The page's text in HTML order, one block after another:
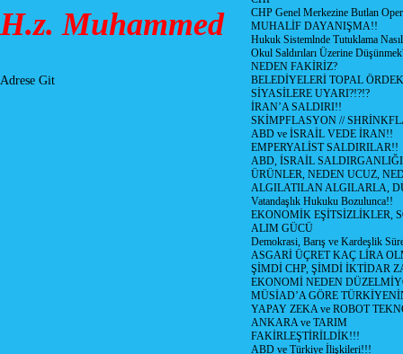
H.z. Muhammed
Adrese Git
CHP Genel Merkezine Butlan
MUHALİF DAYANIŞMA!!
Hukuk Sistemlnde Tutuklama
Okul Saldırıları Üzerine
NEDEN FAKİRİZ?
BELEDİYELERİ TOPAL
SİYASİLERE UYARI?!?!?
İRAN’A SALDIRI!!
SKİMPFLASYON //
ABD ve İSRAİL VEDE İRAN!!
EMPERYALİST SALDIRILAR!!
ABD, İSRAİL SALDIRGANLIĞI
ÜRÜNLER, NEDEN UCUZ,
ALGILATILAN ALGILARLA,
Vatandaşlık Hukuku Bozulunca!!
EKONOMİK EŞİTSİZLİKLER,
ALIM GÜCÜ
Demokrasi, Barış ve Kardeşlik
ASGARİ ÜÇRET KAÇ LİRA
ŞİMDİ CHP, ŞİMDİ İKTİDAR
EKONOMİ NEDEN
MÜSİAD’A GÖRE
YAPAY ZEKA ve ROBOT
ANKARA ve TARIM
FAKİRLEŞTİRİLDİK!!!
ABD ve Türkiye İlişkileri!!!